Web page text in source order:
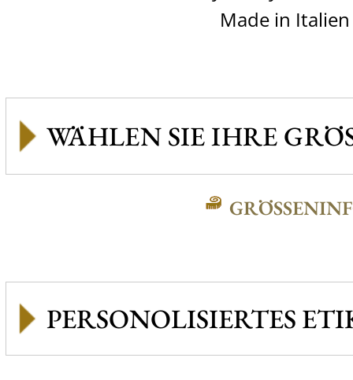
Made in Italien
GRÖSSENINFO
PERSONOLISIERTES